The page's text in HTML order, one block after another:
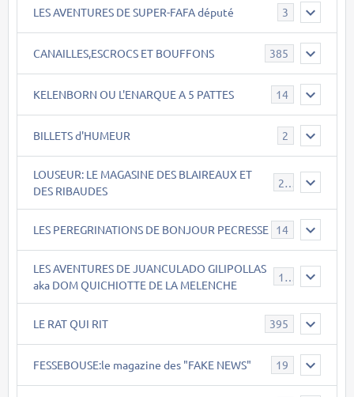
LES AVENTURES DE SUPER-FAFA député 3
CANAILLES,ESCROCS ET BOUFFONS 385
KELENBORN OU L'ENARQUE A 5 PATTES 14
BILLETS d'HUMEUR 2
LOUSEUR: LE MAGASINE DES BLAIREAUX ET
DES RIBAUDES
21
LES PEREGRINATIONS DE BONJOUR PECRESSE 14
LES AVENTURES DE JUANCULADO GILIPOLLAS
aka DOM QUICHIOTTE DE LA MELENCHE
119
LE RAT QUI RIT 395
FESSEBOUSE:le magazine des "FAKE NEWS" 19